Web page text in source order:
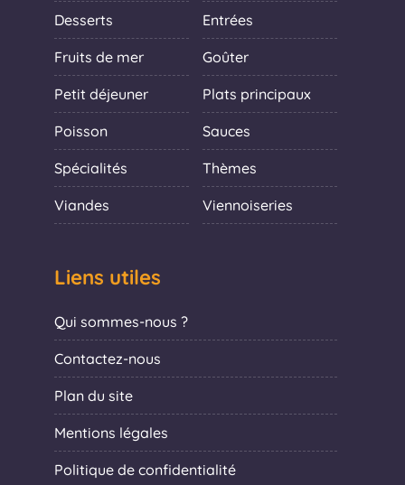
Desserts Entrées
Fruits de mer Goûter
Petit déjeuner Plats principaux
Poisson Sauces
Spécialités Thèmes
Viandes Viennoiseries
Liens utiles
Qui sommes-nous ?
Contactez-nous
Plan du site
Mentions légales
Politique de confidentialité